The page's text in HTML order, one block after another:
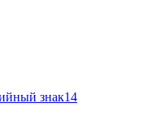
знак14